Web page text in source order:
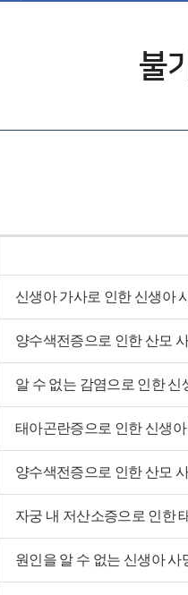
불
신생아 가사로 인한 신생아
양수색전증으로 인한 산모
알 수 없는 감염으로 인한 신
태아곤란증으로 인한 신생아
양수색전증으로 인한 산모
자궁 내 저산소증으로 인한
원인을 알 수 없는 신생아 사